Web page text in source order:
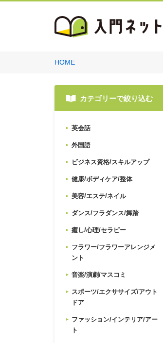
HOME
カテゴリーで絞り込む
英会話
外国語
ビジネス資格/スキルアップ
健康/ボディケア/整体
美容/エステ/ネイル
ダンス/フラダンス/舞踏
癒し/心理/セラピー
フラワー/フラワーアレンジメ
ント
音楽/演劇/マスコミ
スポーツ/エクササイズ/アウト
ドア
ファッション/インテリア/アー
ト